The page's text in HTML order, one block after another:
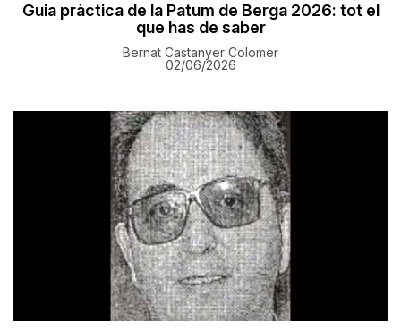
Guia pràctica de la Patum de Berga 2026: tot el
que has de saber
Bernat Castanyer Colomer
02/06/2026